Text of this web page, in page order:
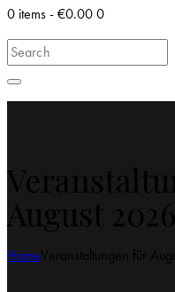
0 items-€0.000
Home